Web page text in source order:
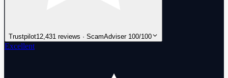
Trustpilot12,431 reviews · ScamAdviser 100/100
Excellent